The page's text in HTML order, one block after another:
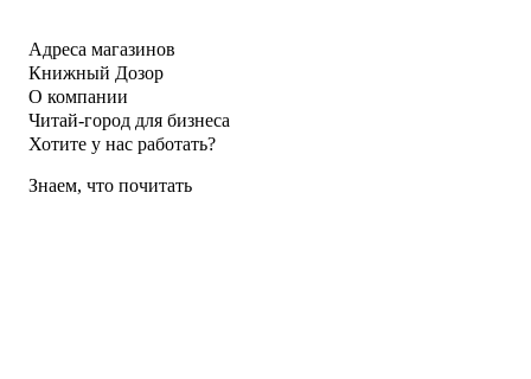
Адреса магазинов
Книжный Дозор
О компании
Читай-город для бизнеса
Хотите у нас работать?
Знаем, что почитать